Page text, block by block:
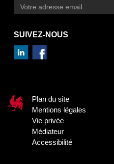
SUIVEZ-NOUS
Plan du site
Mentions légales
Vie privée
Médiateur
Accessibilité